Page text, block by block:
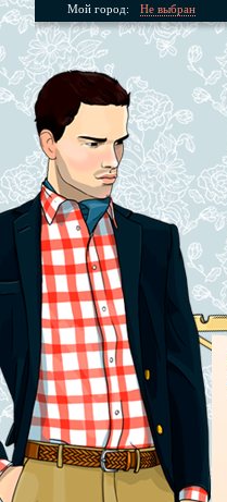
Мой город: Не выбран